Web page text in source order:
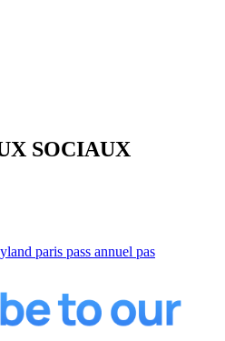
SOCIAUX